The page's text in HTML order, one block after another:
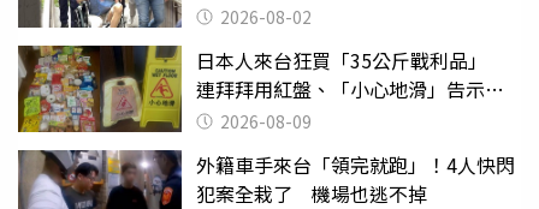
2026-08-02
日本人來台狂買「35公斤戰利品」
連拜拜用紅盤、「小心地滑」告示牌
也帶回家
2026-08-09
外籍車手來台「領完就跑」！4人快閃
犯案全栽了 機場也逃不掉